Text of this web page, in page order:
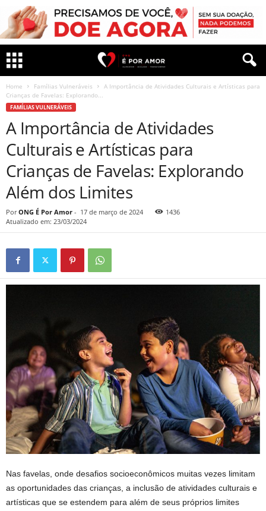
Home Famílias Vulneráveis
A Importância de Atividades Culturais e Artísticas para
Crianças de Favelas: Explorando...
FAMÍLIAS VULNERÁVEIS
A Importância de Atividades
Culturais e Artísticas para
Crianças de Favelas: Explorando
Além dos Limites
Por ONG É Por Amor - 17 de março de 2024
1436
Atualizado em: 23/03/2024
Nas favelas, onde desafios socioeconômicos muitas vezes limitam
as oportunidades das crianças, a inclusão de atividades culturais e
artísticas que se estendem para além de seus próprios limites